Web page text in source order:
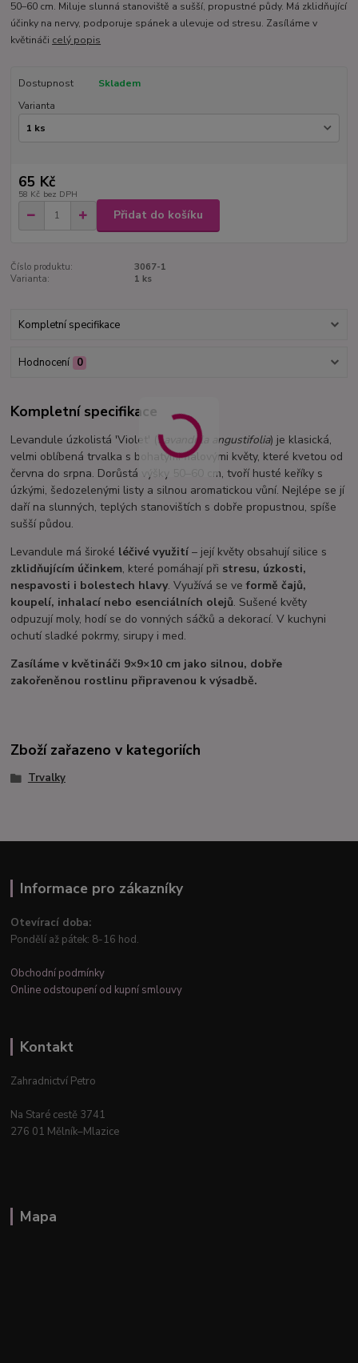
50–60 cm. Miluje slunná stanoviště a sušší, propustné půdy. Má zklidňující
účinky na nervy, podporuje spánek a ulevuje od stresu. Zasíláme v
květináči celý popis
Dostupnost
Skladem
Varianta
65 Kč
58 Kč bez DPH
Přidat do košíku
Číslo produktu:
3067-1
Varianta:
1 ks
Kompletní specifikace
Hodnocení 0
Kompletní specifikace
Levandule úzkolistá 'Violet' (Lavandula angustifolia) je klasická,
velmi oblíbená trvalka s bohatými fialovými květy, které kvetou od
června do srpna. Dorůstá výšky 50–60 cm, tvoří husté keříky s
úzkými, šedozelenými listy a silnou aromatickou vůní. Nejlépe se jí
daří na slunných, teplých stanovištích s dobře propustnou, spíše
sušší půdou.
Levandule má široké léčivé využití – její květy obsahují silice s
zklidňujícím účinkem, které pomáhají při stresu, úzkosti,
nespavosti i bolestech hlavy. Využívá se veformě čajů,
koupelí, inhalací nebo esenciálních olejů. Sušené květy
odpuzují moly, hodí se do vonných sáčků a dekorací. V kuchyni
ochutí sladké pokrmy, sirupy i med.
Zasíláme v květináči 9×9×10 cm jako silnou, dobře
zakořeněnou rostlinu připravenou k výsadbě.
Zboží zařazeno v kategoriích
Trvalky
Informace pro zákazníky
Otevírací doba:
Pondělí až pátek: 8-16 hod.
Obchodní podmínky
Online odstoupení od kupní smlouvy
Kontakt
Zahradnictví Petro
Na Staré cestě 3741
276 01 Mělník–Mlazice
Mapa